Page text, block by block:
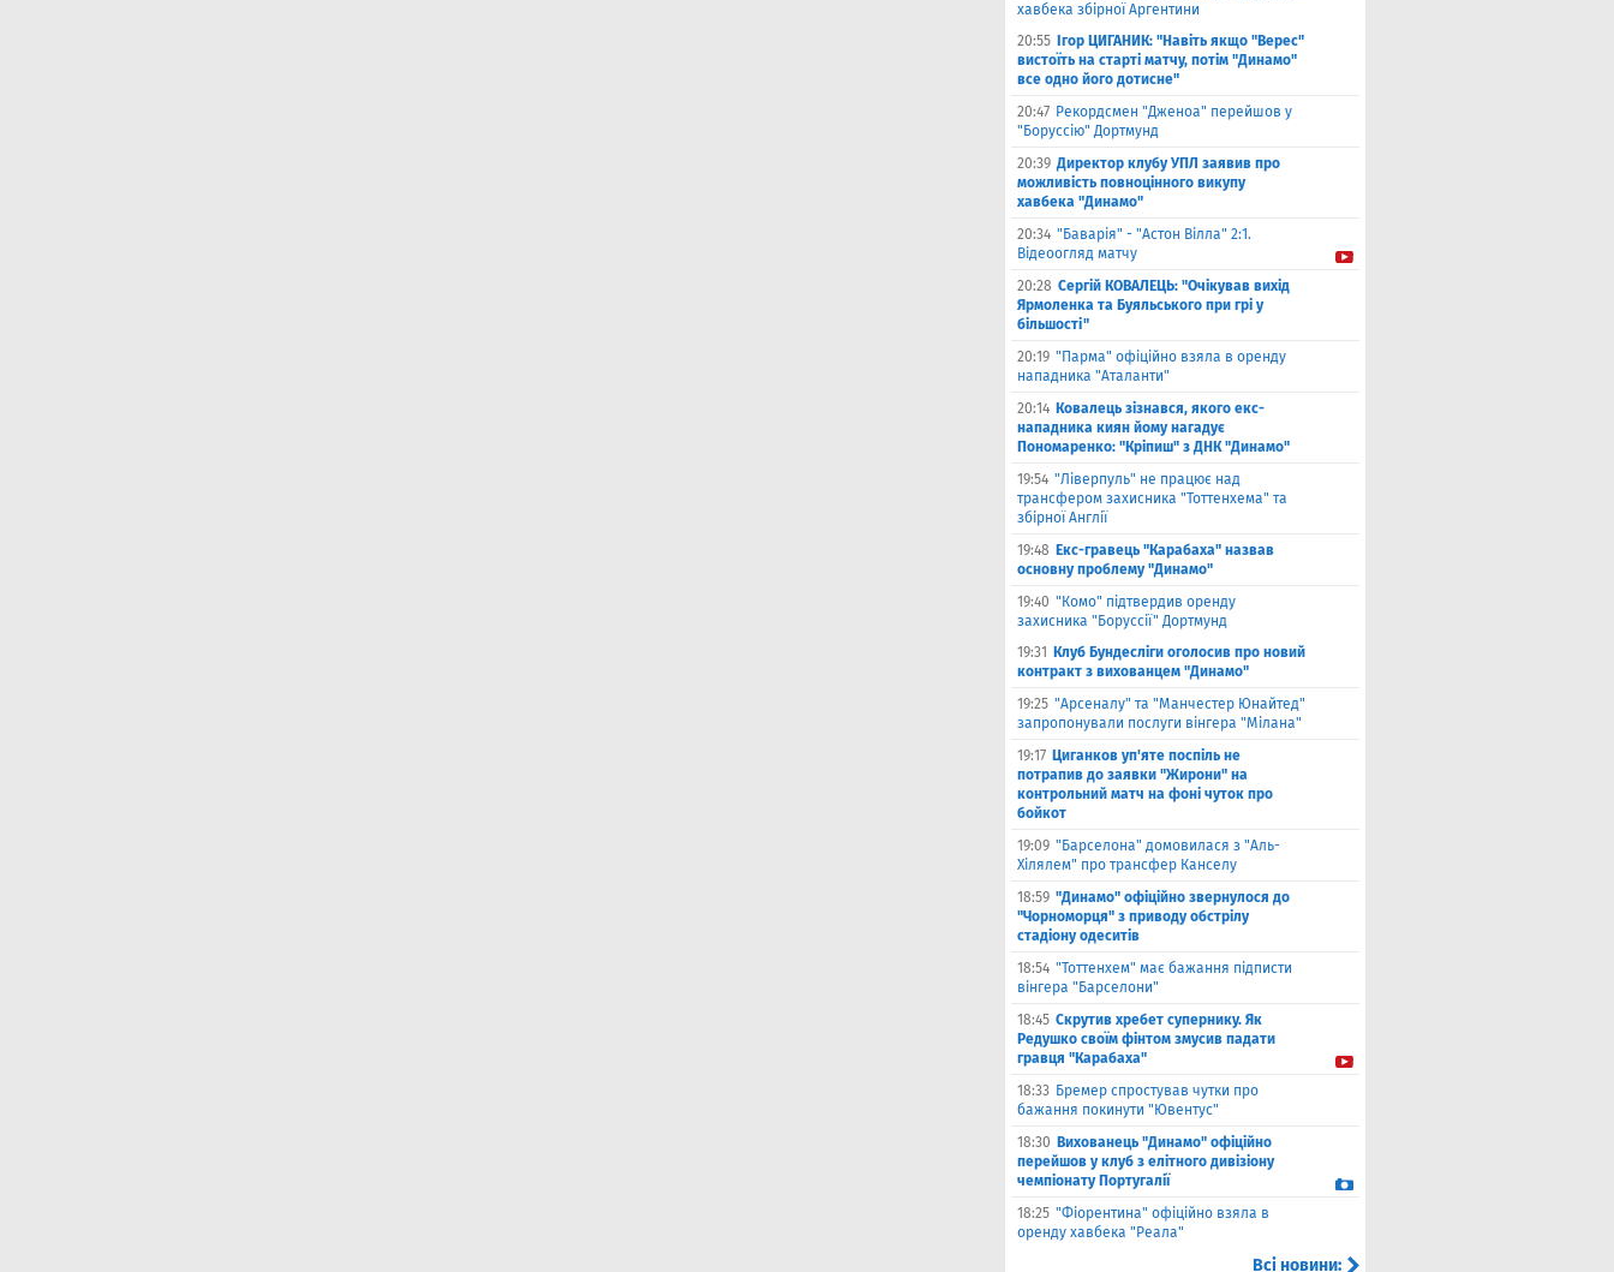
хавбека збірної Аргентини
20:55
Ігор ЦИГАНИК: "Навіть якщо "Верес"
вистоїть на старті матчу, потім "Динамо"
все одно його дотисне"
20:47 Рекордсмен "Дженоа" перейшов у
"Боруссію" Дортмунд
20:39 Директор клубу УПЛ заявив про
можливість повноцінного викупу
хавбека "Динамо"
20:34 "Баварія" - "Астон Вілла" 2:1.
Відеоогляд матчу
20:28 Сергій КОВАЛЕЦЬ: "Очікував вихід
Ярмоленка та Буяльського при грі у
більшості"
20:19 "Парма" офіційно взяла в оренду
нападника "Аталанти"
20:14 Ковалець зізнався, якого екс-
нападника киян йому нагадує
Пономаренко: "Кріпиш" з ДНК "Динамо"
19:54 "Ліверпуль" не працює над
трансфером захисника "Тоттенхема" та
збірної Англії
19:48 Екс-гравець "Карабаха" назвав
основну проблему "Динамо"
19:40 "Комо" підтвердив оренду
захисника "Боруссії" Дортмунд
19:31
Клуб Бундесліги оголосив про новий
контракт з вихованцем "Динамо"
19:25 "Арсеналу" та "Манчестер Юнайтед"
запропонували послуги вінгера "Мілана"
19:17 Циганков уп'яте поспіль не
потрапив до заявки "Жирони" на
контрольний матч на фоні чуток про
бойкот
19:09 "Барселона" домовилася з "Аль-
Хілялем" про трансфер Канселу
18:59 "Динамо" офіційно звернулося до
"Чорноморця" з приводу обстрілу
стадіону одеситів
18:54 "Тоттенхем" має бажання підписти
вінгера "Барселони"
18:45 Скрутив хребет супернику. Як
Редушко своїм фінтом змусив падати
гравця "Карабаха"
18:33 Бремер спростував чутки про
бажання покинути "Ювентус"
18:30 Вихованець "Динамо" офіційно
перейшов у клуб з елітного дивізіону
чемпіонату Португалії
18:25 "Фіорентина" офіційно взяла в
оренду хавбека "Реала"
Всі новини: